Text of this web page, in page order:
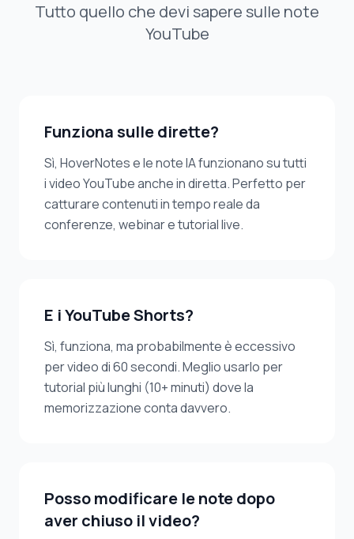
Tutto quello che devi sapere sulle note
YouTube
Funziona sulle dirette?
Sì, HoverNotes e le note IA funzionano su tutti
i video YouTube anche in diretta. Perfetto per
catturare contenuti in tempo reale da
conferenze, webinar e tutorial live.
E i YouTube Shorts?
Sì, funziona, ma probabilmente è eccessivo
per video di 60 secondi. Meglio usarlo per
tutorial più lunghi (10+ minuti) dove la
memorizzazione conta davvero.
Posso modificare le note dopo
aver chiuso il video?